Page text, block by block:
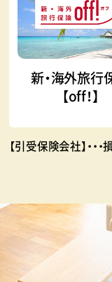
新・海外旅行
【off！】
【引受保険会社】・